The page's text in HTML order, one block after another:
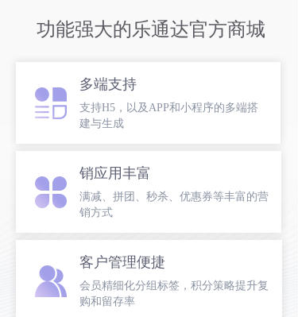
功能强大的乐通达官方商城
多端支持
支持H5，以及APP和小程序的多端搭
建与生成
销应用丰富
满减、拼团、秒杀、优惠券等丰富的营
销方式
客户管理便捷
会员精细化分组标签，积分策略提升复
购和留存率